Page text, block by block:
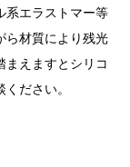
系エラストマー等
ら材質により残光
まえますとシリコ
ださい。